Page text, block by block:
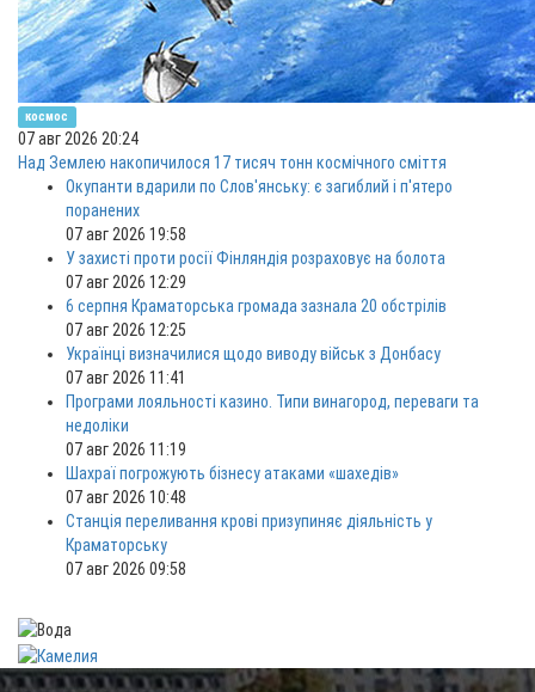
космос
07 авг 2026 20:24
Над Землею накопичилося 17 тисяч тонн космічного сміття
Окупанти вдарили по Слов'янську: є загиблий і п'ятеро
поранених
07 авг 2026 19:58
У захисті проти росії Фінляндія розраховує на болота
07 авг 2026 12:29
6 серпня Краматорська громада зазнала 20 обстрілів
07 авг 2026 12:25
Українці визначилися щодо виводу військ з Донбасу
07 авг 2026 11:41
Програми лояльності казино. Типи винагород, переваги та
недоліки
07 авг 2026 11:19
Шахраї погрожують бізнесу атаками «шахедів»
07 авг 2026 10:48
Станція переливання крові призупиняє діяльність у
Краматорську
07 авг 2026 09:58